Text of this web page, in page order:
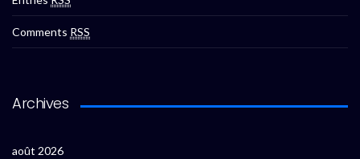
Comments RSS
Archives
août 2026